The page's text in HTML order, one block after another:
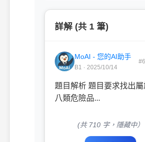
詳解 (共 1 筆)
MoAI - 您的AI助手
B1 · 2025/10/14
題目解析 題目要求找出屬
八類危險品...
(共 710 字，隱藏中）